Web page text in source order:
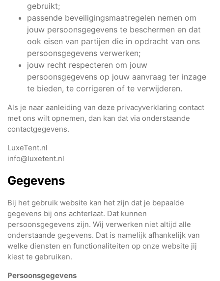
gebruikt;
passende beveiligingsmaatregelen nemen om
jouw persoonsgegevens te beschermen en dat
ook eisen van partijen die in opdracht van ons
persoonsgegevens verwerken;
jouw recht respecteren om jouw
persoonsgegevens op jouw aanvraag ter inzage
te bieden, te corrigeren of te verwijderen.
Als je naar aanleiding van deze privacyverklaring contact
met ons wilt opnemen, dan kan dat via onderstaande
contactgegevens.
LuxeTent.nl
info@luxetent.nl
Gegevens
Bij het gebruik website kan het zijn dat je bepaalde
gegevens bij ons achterlaat. Dat kunnen
persoonsgegevens zijn. Wij verwerken niet altijd alle
onderstaande gegevens. Dat is namelijk afhankelijk van
welke diensten en functionaliteiten op onze website jij
kiest te gebruiken.
Persoonsgegevens